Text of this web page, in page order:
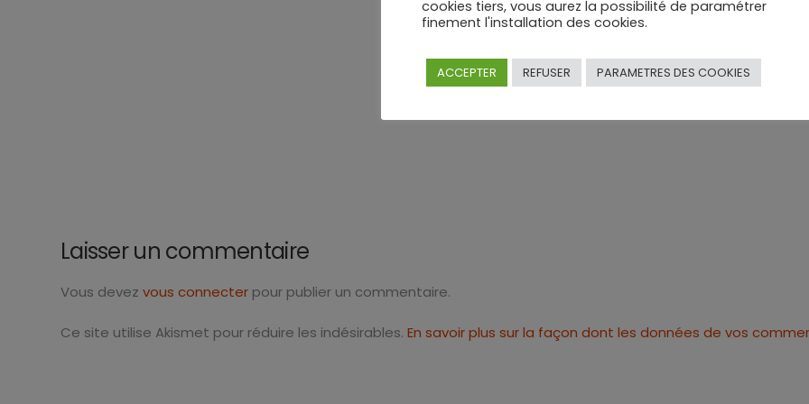
Laisser un commentaire
Vous devez vous connecter pour publier un commentaire.
Ce site utilise Akismet pour réduire les indésirables. En savoir plus sur la façon dont les données de vos
cookies tiers, vous aurez la possibilité de paramétrer
finement l'installation des cookies.
ACCEPTER REFUSER PARAMETRES DES COOKIES